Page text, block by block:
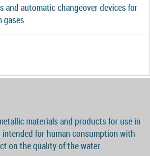
and automatic changeover devices for
gases
materials and products for use in
for human consumption with
on the quality of the water.